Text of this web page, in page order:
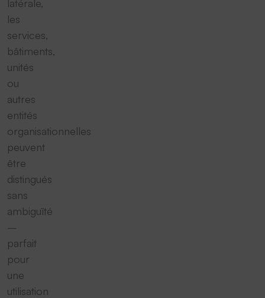
latérale,
les
services,
bâtiments,
unités
ou
autres
entités
organisationnelles
peuvent
être
distingués
sans
ambiguïté
–
parfait
pour
une
utilisation